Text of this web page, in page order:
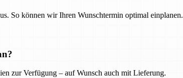
So können wir Ihren Wunschtermin optimal einplanen.
zur Verfügung – auf Wunsch auch mit Lieferung.